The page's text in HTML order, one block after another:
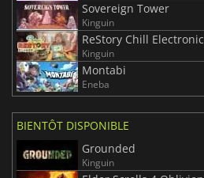
Sovereign Tower
Kinguin
ReStory Chill
Kinguin
Montabi
Eneba
BIENTÔT DISPONIBLE
Grounded
Kinguin